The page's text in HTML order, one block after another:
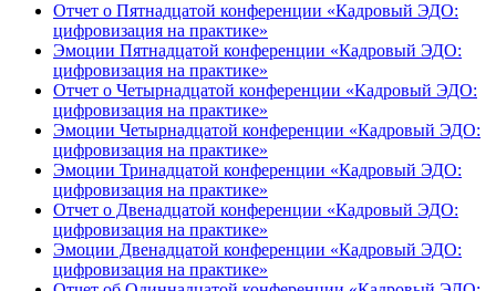
Отчет о Пятнадцатой конференции «Кадровый ЭДО:
цифровизация на практике»
Эмоции Пятнадцатой конференции «Кадровый ЭДО:
цифровизация на практике»
Отчет о Четырнадцатой конференции «Кадровый ЭДО:
цифровизация на практике»
Эмоции Четырнадцатой конференции «Кадровый ЭДО:
цифровизация на практике»
Эмоции Тринадцатой конференции «Кадровый ЭДО:
цифровизация на практике»
Отчет о Двенадцатой конференции «Кадровый ЭДО:
цифровизация на практике»
Эмоции Двенадцатой конференции «Кадровый ЭДО:
цифровизация на практике»